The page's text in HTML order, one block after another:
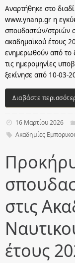
Αναρτήθηκε στο
www.ynanp.gr η
σπουδαστών/στριών
ακαδημαϊκού έτους
ενημερωθούν από το
τις ημερομηνίες
ξεκίνησε από 10-03-
Διαβάστε
16 Μαρτίου 2026
Ακαδημίες
στις
έτους